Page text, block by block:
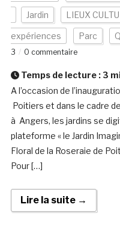
Jardin LIEUX
expériences Parc
3
0 commentaire
Temps de lecture : 3
A l’occasion de
Poitiers et dans le cadre
à Angers, les jardins se
plateforme « le Jardin
Floral de la Roseraie de
Pour […]
Lire la suite →